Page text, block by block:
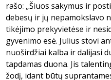
rašo: „Šiuos sakymus ir
debesų ir jų nepamokslavo
tikėjimo prekyvietėse ir
gyvenimo esė. Julius stovi
nuoširdžiai kalba ir dalijasi
tapdamas duona. Jis
žodį, idant būtų